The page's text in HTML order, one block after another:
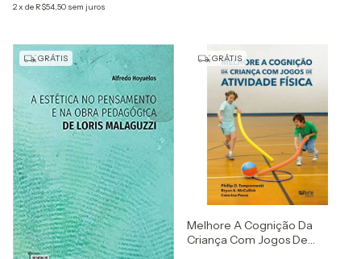
2x de R$54,50 sem juros
GRÁTIS GRÁTIS
Melhore A Cognição Da
Criança Com Jogos De